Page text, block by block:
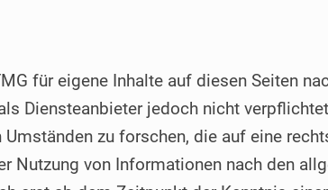
für eigene Inhalte auf diesen Seiten
Diensteanbieter jedoch nicht
zu forschen, die auf eine
Nutzung von Informationen nach den